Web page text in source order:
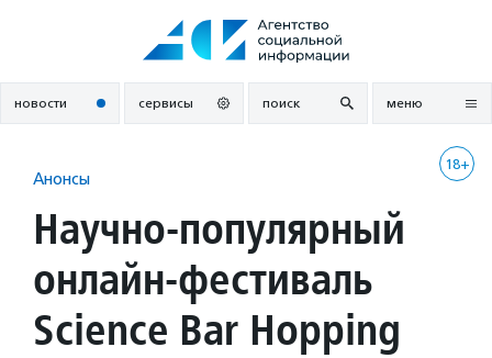
новости сервисы поиск меню
18+
Анонсы
Научно-популярный
онлайн-фестиваль
Science Bar Hopping